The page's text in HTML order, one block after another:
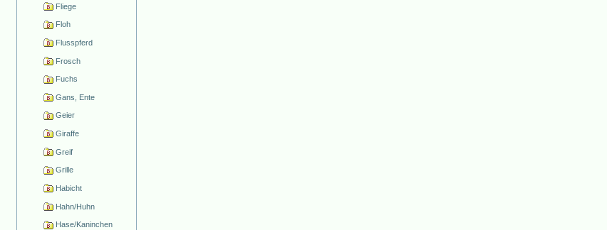
Fliege
Floh
Flusspferd
Frosch
Fuchs
Gans, Ente
Geier
Giraffe
Greif
Grille
Habicht
Hahn/Huhn
Hase/Kaninchen